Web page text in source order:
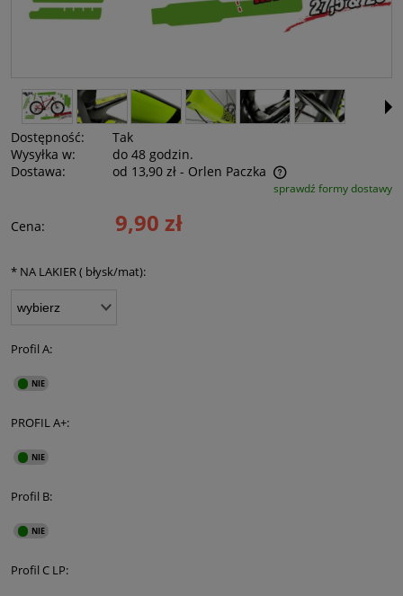
Dostępność:
Tak
Wysyłka w:
do 48 godzin.
Dostawa:
od 13,90 zł - Orlen Paczka
Cena nie zawiera ewentualnych kosztów płatnościsprawdź formy dostawy
Cena: 9,90 zł
* NA LAKIER ( błysk/mat):
Profil A:
PROFIL A+:
Profil B:
Profil C LP: